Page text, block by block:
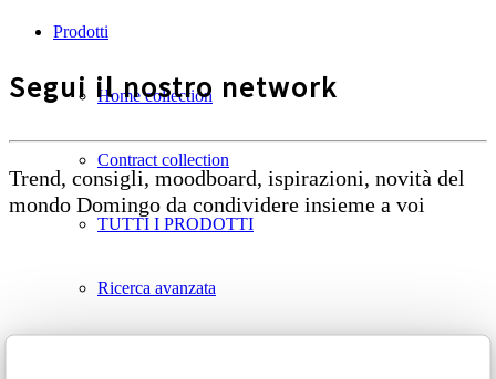
Prodotti
Home collection
Contract collection
TUTTI I PRODOTTI
Ricerca avanzata
Segui il nostro network
Trend, consigli, moodboard, ispirazioni, novità del
mondo Domingo da condividere insieme a voi